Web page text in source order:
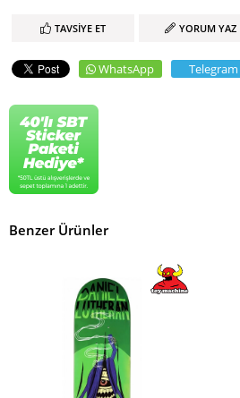
TAVSIYE ET YORUM YAZ
WhatsApp Telegram
Benzer Ürünler